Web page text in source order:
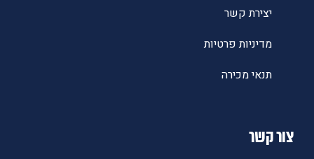
יצירת קשר
מדיניות פרטיות
תנאי מכירה
צור קשר